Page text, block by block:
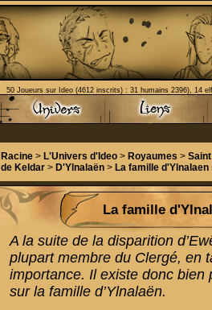
50 Joueurs sur Ideo (4612 inscrits) : 31 humains 2396), 14
Racine> L'Univers d'Ideo> Royaumes >
de Keldar> D'Ylnalaën> La famille
La famille
A la suite de la disparition
plupart membre du Clergé, en
importance. Il existe donc bien
sur la famille d’Ylnalaën.